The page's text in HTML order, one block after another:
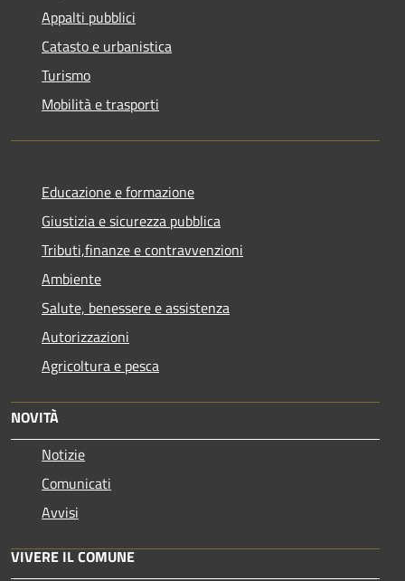
Appalti pubblici
Catasto e urbanistica
Turismo
Mobilità e trasporti
Educazione e formazione
Giustizia e sicurezza pubblica
Tributi,finanze e contravvenzioni
Ambiente
Salute, benessere e assistenza
Autorizzazioni
Agricoltura e pesca
NOVITÀ
Notizie
Comunicati
Avvisi
VIVERE IL COMUNE